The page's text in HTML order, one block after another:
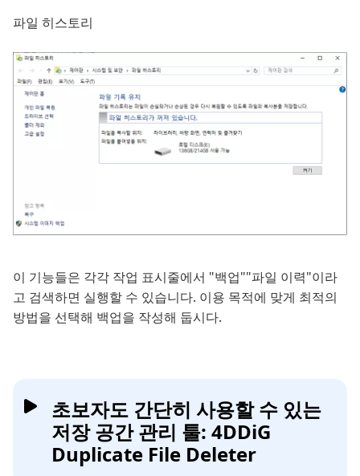
파일 히스토리
이 기능들은 각각 작업 표시줄에서 "백업""파일 이력"이라
고 검색하면 실행할 수 있습니다. 이용 목적에 맞게 최적의
방법을 선택해 백업을 작성해 둡시다.
초보자도 간단히 사용할 수 있는
저장 공간 관리 툴: 4DDiG
Duplicate File Deleter